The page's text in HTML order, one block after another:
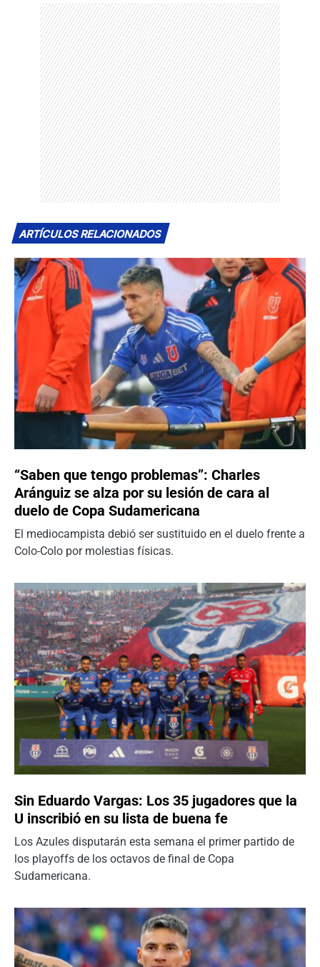
ARTÍCULOS RELACIONADOS
“Saben que tengo problemas”: Charles
Aránguiz se alza por su lesión de cara al
duelo de Copa Sudamericana
El mediocampista debió ser sustituido en el duelo frente a
Colo-Colo por molestias físicas.
Sin Eduardo Vargas: Los 35 jugadores que la
U inscribió en su lista de buena fe
Los Azules disputarán esta semana el primer partido de
los playoffs de los octavos de final de Copa
Sudamericana.